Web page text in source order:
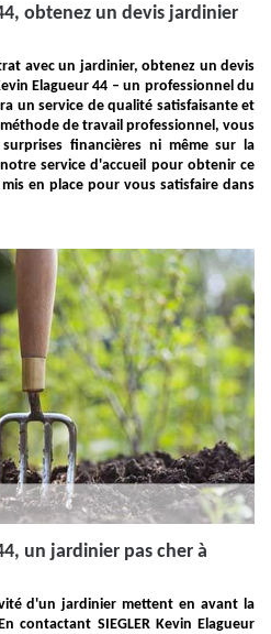
obtenez un devis jardinier
avec un jardinier, obtenez un devis
Elagueur 44 – un professionnel du
un service de qualité satisfaisante et
de travail professionnel, vous
financières ni même sur la
service d'accueil pour obtenir ce
en place pour vous satisfaire dans
un jardinier pas cher à
d'un jardinier mettent en avant la
contactant SIEGLER Kevin Elagueur